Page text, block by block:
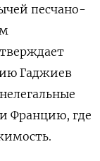
песчано-
Гаджиев
Францию, где